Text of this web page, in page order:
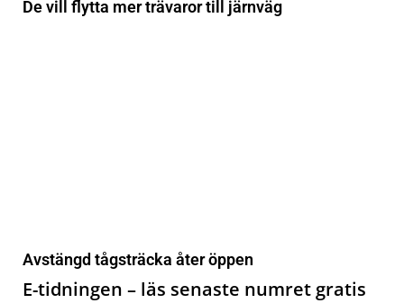
De vill flytta mer trävaror till järnväg
Avstängd tågsträcka åter öppen
E-tidningen – läs senaste numret gratis